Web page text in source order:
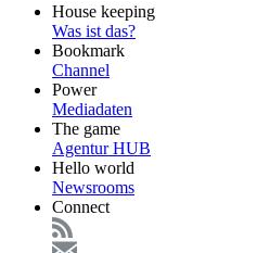
FooterHouse keeping
Was ist das?
Bookmark
Channel
Power
Mediadaten
The game
Agentur HUB
Hello world
Newsrooms
Connect